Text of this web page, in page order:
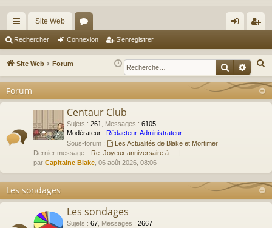
cc
ès
ra
pi
Site Web
or
u
m
ne
xi
nr
eg
ist
Rechercher Connexion S’enregistrer
Site Web Forum
e
h
r
Forum
Centaur Club
Sujets : 261 Messages : 6105
Modérateur : Rédacteur-Administrateur
Sous-forum :
Les Actualités de Blake et Mortimer
Dernier message : Re: Joyeux anniversaire à ...
par Capitaine Blake , 06 août 2026, 08:06
Les sondages
Les sondages
Sujets : 67 Messages : 2667